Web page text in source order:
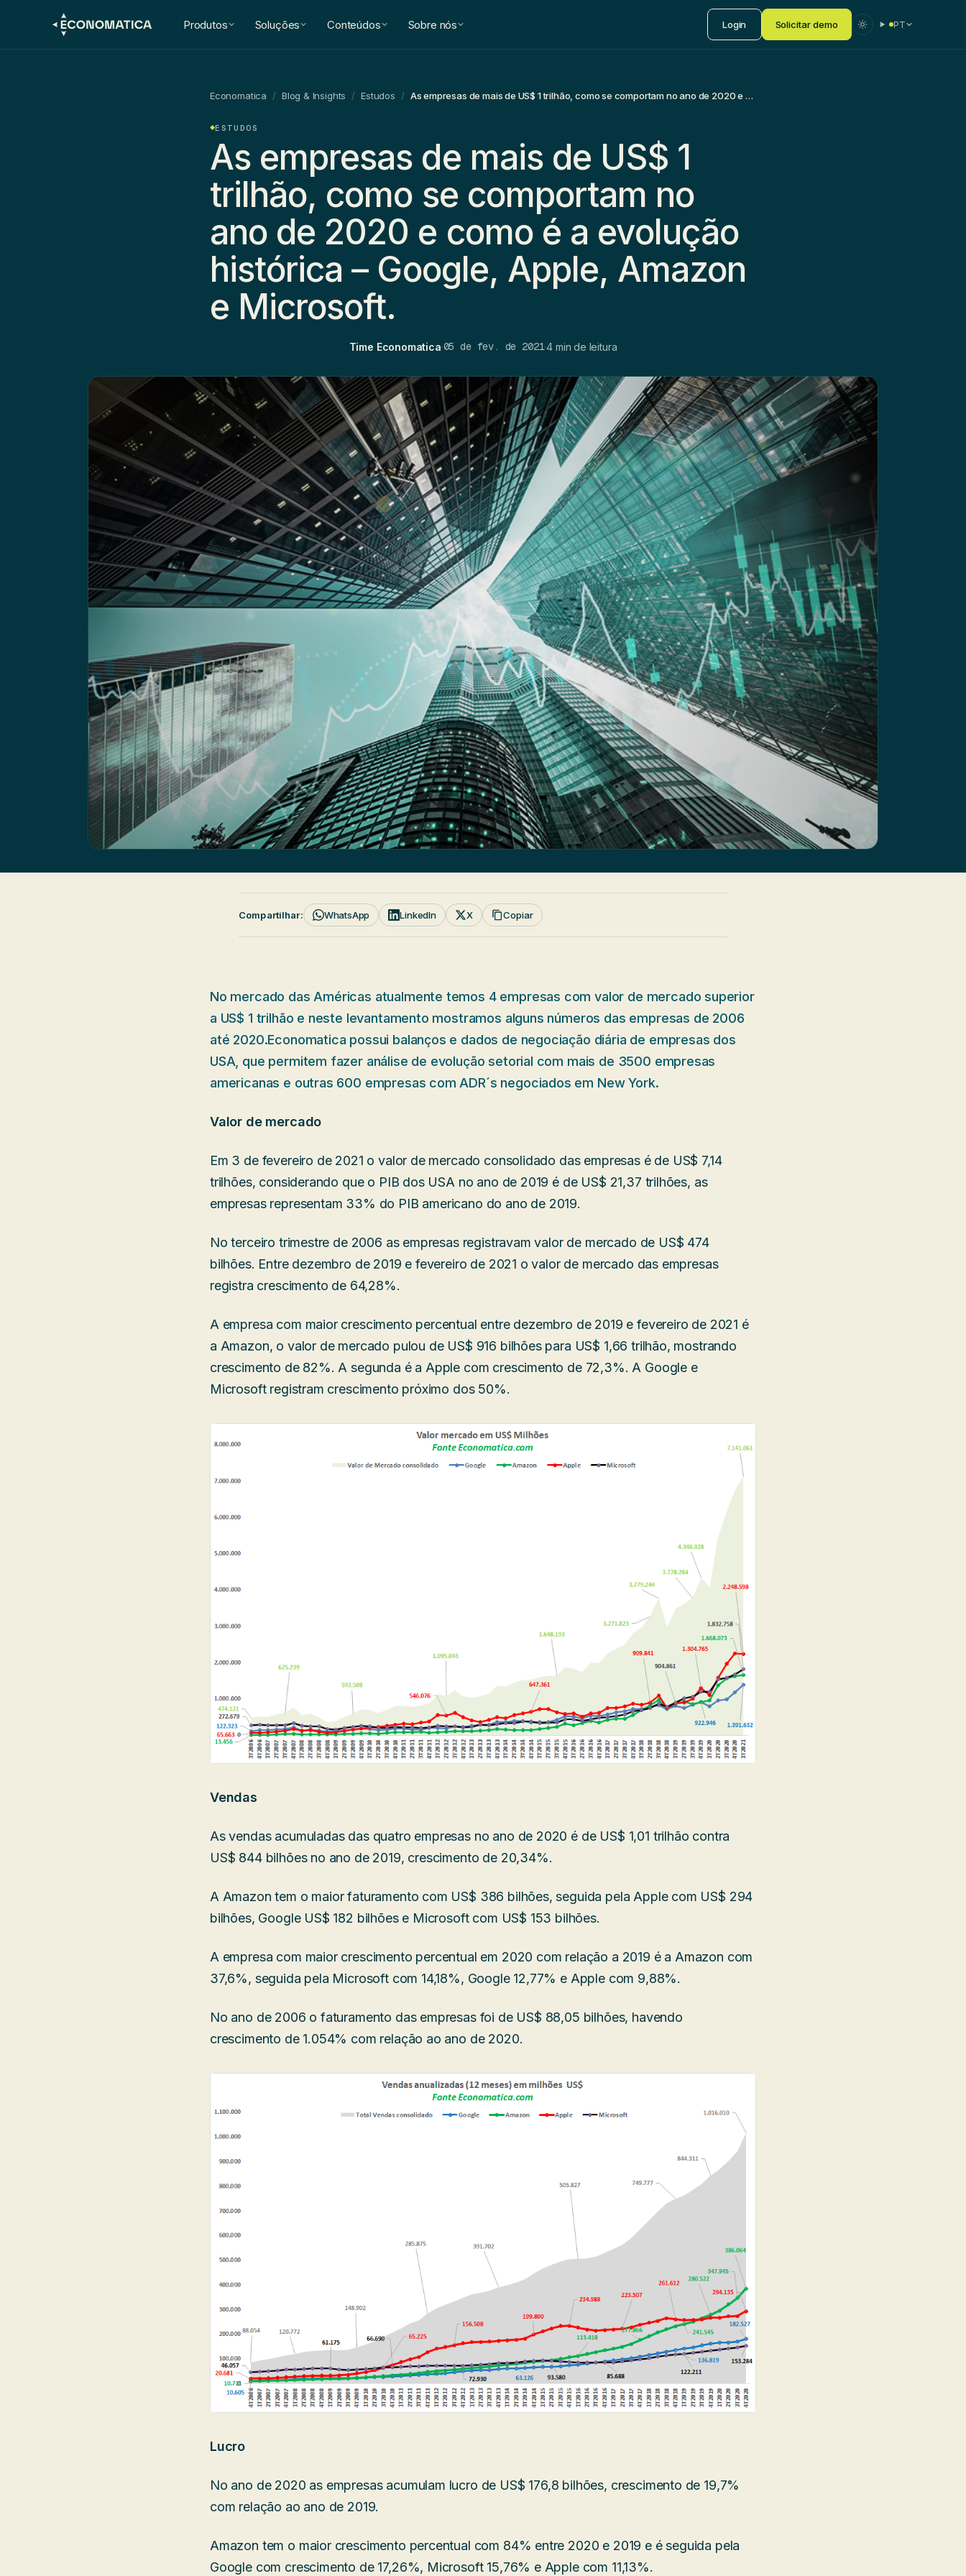
Produtos Soluções Conteúdos Sobre nós Login Solicitar demo PT
Economatica / Blog & Insights / Estudos / As empresas de mais de US$ 1 trilhão, como se comportam no ano de 2020 e como é a evolução histórica – Google, Apple, Amazon e Microsoft.
ESTUDOS
As empresas de mais de US$ 1
trilhão, como se comportam no
ano de 2020 e como é a evolução
histórica – Google, Apple, Amazon
e Microsoft.
Time Economatica·05 de fev. de 2021·4 min de leitura
Compartilhar: WhatsApp LinkedIn X Copiar
No mercado das Américas atualmente temos 4 empresas com valor de mercado superior
a US$ 1 trilhão e neste levantamento mostramos alguns números das empresas de 2006
até 2020.Economatica possui balanços e dados de negociação diária de empresas dos
USA, que permitem fazer análise de evolução setorial com mais de 3500 empresas
americanas e outras 600 empresas com ADR´s negociados em New York.
Valor de mercado
Em 3 de fevereiro de 2021 o valor de mercado consolidado das empresas é de US$ 7,14
trilhões, considerando que o PIB dos USA no ano de 2019 é de US$ 21,37 trilhões, as
empresas representam 33% do PIB americano do ano de 2019.
No terceiro trimestre de 2006 as empresas registravam valor de mercado de US$ 474
bilhões. Entre dezembro de 2019 e fevereiro de 2021 o valor de mercado das empresas
registra crescimento de 64,28%.
A empresa com maior crescimento percentual entre dezembro de 2019 e fevereiro de 2021 é
a Amazon, o valor de mercado pulou de US$ 916 bilhões para US$ 1,66 trilhão, mostrando
crescimento de 82%. A segunda é a Apple com crescimento de 72,3%. A Google e
Microsoft registram crescimento próximo dos 50%.
Vendas
As vendas acumuladas das quatro empresas no ano de 2020 é de US$ 1,01 trilhão contra
US$ 844 bilhões no ano de 2019, crescimento de 20,34%.
A Amazon tem o maior faturamento com US$ 386 bilhões, seguida pela Apple com US$ 294
bilhões, Google US$ 182 bilhões e Microsoft com US$ 153 bilhões.
A empresa com maior crescimento percentual em 2020 com relação a 2019 é a Amazon com
37,6%, seguida pela Microsoft com 14,18%, Google 12,77% e Apple com 9,88%.
No ano de 2006 o faturamento das empresas foi de US$ 88,05 bilhões, havendo
crescimento de 1.054% com relação ao ano de 2020.
Lucro
No ano de 2020 as empresas acumulam lucro de US$ 176,8 bilhões, crescimento de 19,7%
com relação ao ano de 2019.
Amazon tem o maior crescimento percentual com 84% entre 2020 e 2019 e é seguida pela
Google com crescimento de 17,26%, Microsoft 15,76% e Apple com 11,13%.